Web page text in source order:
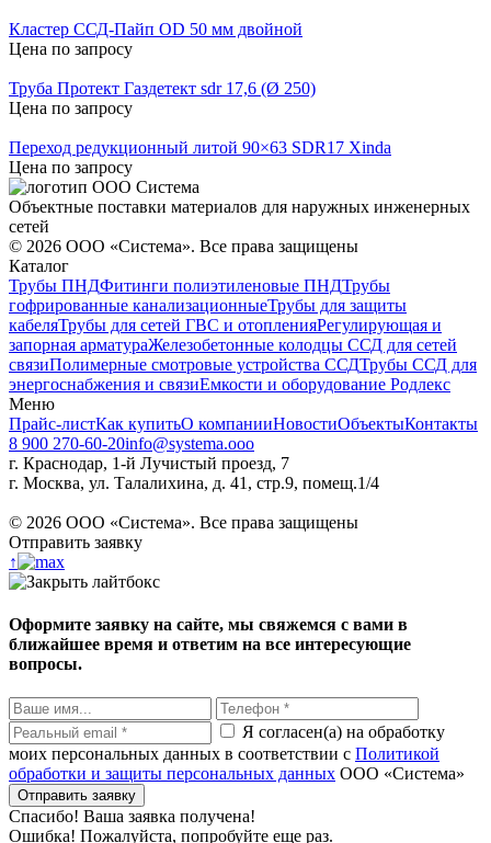
Кластер ССД-Пайп OD 50 мм двойной
Цена по запросу
Труба Протект Газдетект sdr 17,6 (Ø 250)
Цена по запросу
Переход редукционный литой 90×63 SDR17 Xinda
Цена по запросу
Объектные поставки материалов для наружных инженерных
сетей
© 2026 ООО «Система». Все права защищены
Каталог
Трубы ПНДФитинги полиэтиленовые ПНДТрубы
гофрированные канализационныеТрубы для защиты
кабеляТрубы для сетей ГВС и отопленияРегулирующая и
запорная арматураЖелезобетонные колодцы ССД для сетей
связиПолимерные смотровые устройства ССДТрубы ССД для
энергоснабжения и связиЕмкости и оборудование Родлекс
Меню
Прайс-листКак купитьО компанииНовостиОбъектыКонтакты
8 900 270-60-20info@systema.ooo
г. Краснодар, 1-й Лучистый проезд, 7
г. Москва, ул. Талалихина, д. 41, стр.9, помещ.1/4
© 2026 ООО «Система». Все права защищены
Отправить заявку
↑
Оформите заявку на сайте, мы свяжемся с вами в
ближайшее время и ответим на все интересующие
вопросы.
Я согласен(а) на обработку
моих персональных данных в соответствии с Политикой
обработки и защиты персональных данных ООО «Система»
Спасибо! Ваша заявка получена!
Ошибка! Пожалуйста, попробуйте еще раз.